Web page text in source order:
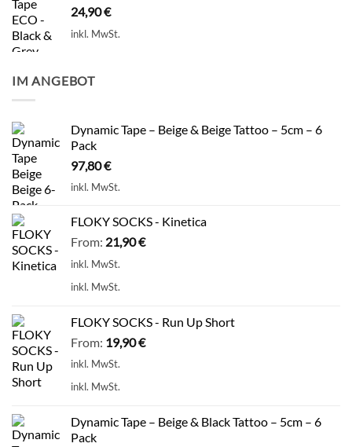
24,90€
inkl. MwSt.
IM ANGEBOT
Dynamic Tape – Beige & Beige Tattoo – 5cm – 6
Pack
97,80€
inkl. MwSt.
FLOKY SOCKS - Kinetica
From: 21,90€
inkl. MwSt.
inkl. MwSt.
FLOKY SOCKS - Run Up Short
From: 19,90€
inkl. MwSt.
inkl. MwSt.
Dynamic Tape – Beige & Black Tattoo – 5cm – 6
Pack